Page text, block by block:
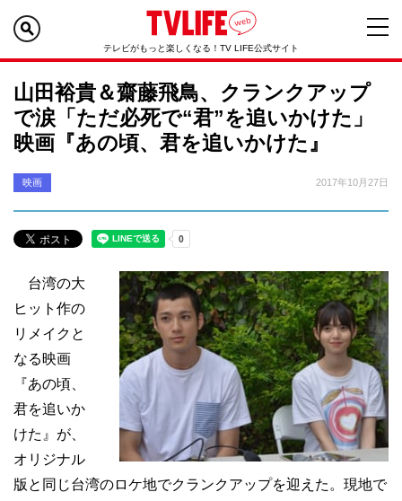
テレビがもっと楽しくなる！TV LIFE公式サイト
山田裕貴＆齋藤飛鳥、クランクアップ
で涙「ただ必死で“君”を追いかけた」
映画『あの頃、君を追いかけた』
映画 2017年10月27日
台湾の大
ヒット作の
リメイクと
なる映画
『あの頃、
君を追いか
けた』が、
オリジナル
版と同じ台湾のロケ地でクランクアップを迎えた。現地で